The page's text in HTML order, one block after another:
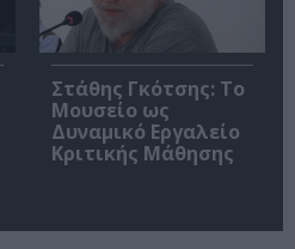
Στάθης Γκότσης: Το
Μουσείο ως
Δυναμικό Εργαλείο
Κριτικής Μάθησης